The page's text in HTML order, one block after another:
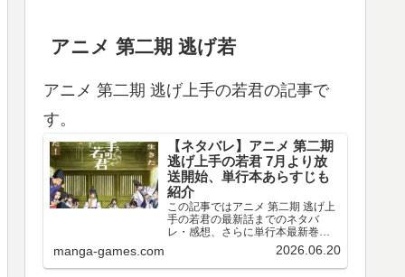
アニメ 第二期 逃げ若
アニメ 第二期 逃げ上手の若君の記事で
す。
【ネタバレ】アニメ 第二期
逃げ上手の若君 7月より放
送開始、単行本あらすじも
紹介
この記事ではアニメ 第二期 逃げ上
手の若君の最新話までのネタバ
レ・感想、さらに単行本最新巻ま
でのあらすじ・まとめ等をご紹介
します。TVアニメ 逃げ上手の若君
第十三～十五回のネタバレ、感想
manga-games.com 2026.06.20